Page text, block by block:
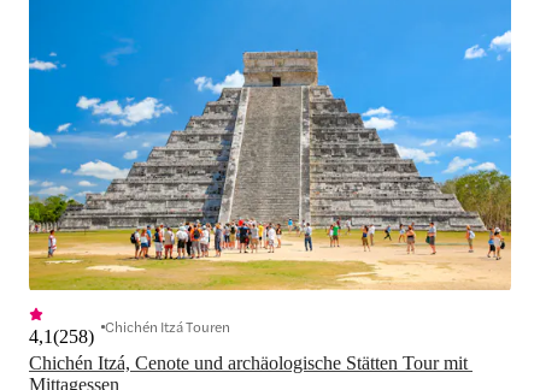
Chichén Itzá, Cenote und archäologische Stätten Tour mit
Mittagessen
4,1(258) Chichén Itzá Touren